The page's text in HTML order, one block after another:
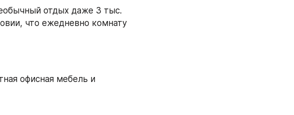
отдых даже 3 тыс.
что ежедневно комнату
офисная мебель и